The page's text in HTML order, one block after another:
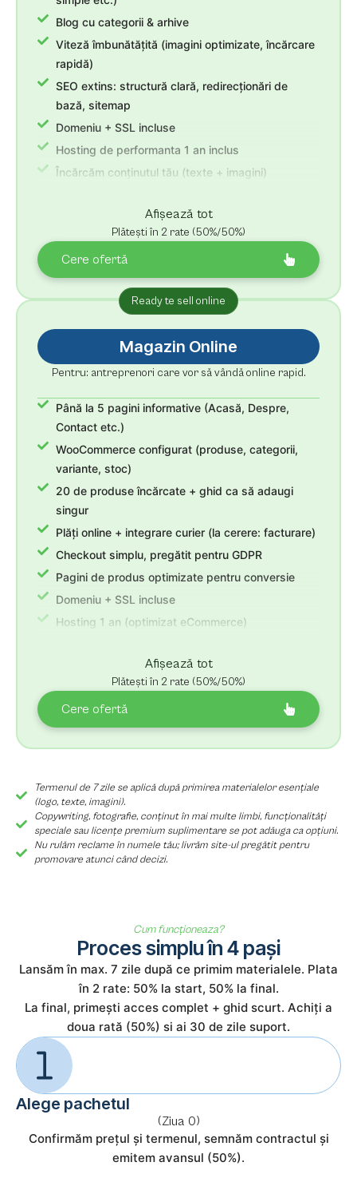
Blog cu categorii & arhive
Viteză îmbunătățită (imagini optimizate, încărcare
rapidă)
SEO extins: structură clară, redirecționări de
bază, sitemap
Domeniu + SSL incluse
Hosting de performanta 1 an inclus
Încărcăm conținutul tău (texte + imagini)
Afișează tot
Plătești în 2 rate (50%/50%)
Cere ofertă
Magazin Online
Pentru: antreprenori care vor să vândă online rapid.
Până la 5 pagini informative (Acasă, Despre,
Contact etc.)
WooCommerce configurat (produse, categorii,
variante, stoc)
20 de produse încărcate + ghid ca să adaugi
singur
Plăți online + integrare curier (la cerere: facturare)
Checkout simplu, pregătit pentru GDPR
Pagini de produs optimizate pentru conversie
Domeniu + SSL incluse
Hosting 1 an (optimizat eCommerce)
Afișează tot
Plătești în 2 rate (50%/50%)
Cere ofertă
Ready te sell online
Termenul de 7 zile se aplică după primirea materialelor esențiale
(logo, texte, imagini).
Copywriting, fotografie, conținut în mai multe limbi, funcționalități
speciale sau licențe premium suplimentare se pot adăuga ca opțiuni.
Nu rulăm reclame în numele tău; livrăm site-ul pregătit pentru
promovare atunci când decizi.
Cum funcționeaza?
Proces simplu în 4 pași
Lansăm în max. 7 zile după ce primim materialele. Plata
în 2 rate: 50% la start, 50% la final.
La final, primești acces complet + ghid scurt. Achiți a
doua rată (50%) si ai 30 de zile suport.
Alege pachetul
(Ziua 0)
Confirmăm prețul și termenul, semnăm contractul și
emitem avansul (50%).